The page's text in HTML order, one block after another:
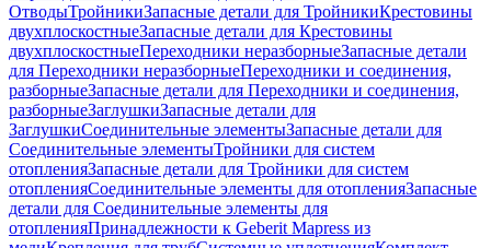
ОтводыТройникиЗапасные детали для ТройникиКрестовины
двухплоскостныеЗапасные детали для Крестовины
двухплоскостныеПереходники неразборныеЗапасные детали
для Переходники неразборныеПереходники и соединения,
разборныеЗапасные детали для Переходники и соединения,
разборныеЗаглушкиЗапасные детали для
ЗаглушкиСоединительные элементыЗапасные детали для
Соединительные элементыТройники для систем
отопленияЗапасные детали для Тройники для систем
отопленияСоединительные элементы для отопленияЗапасные
детали для Соединительные элементы для
отопленияПринадлежности к Geberit Mapress из